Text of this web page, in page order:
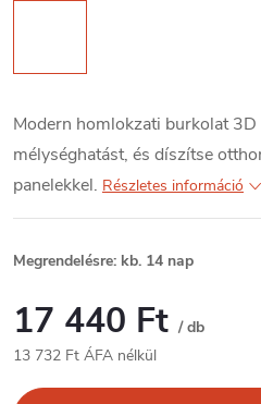
Modern homlokzati burkolat
mélységhatást, és díszítse
panelekkel. Részletes információ
Megrendelésre: kb. 14 nap
17 440 Ft / db
13 732 Ft ÁFA nélkül